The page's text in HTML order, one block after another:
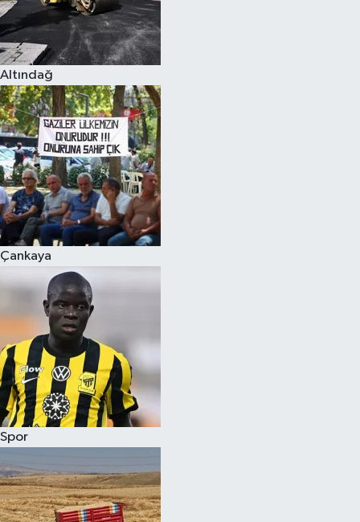
Altındağ
Çankaya
Spor